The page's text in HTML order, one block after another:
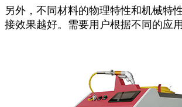
另外，不同材料的物理特性和机械特
接效果越好。需要用户根据不同的应